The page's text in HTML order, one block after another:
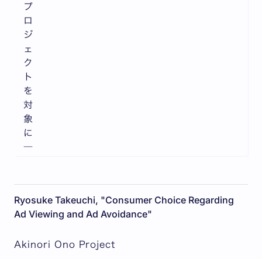
プ
ロ
ジ
ェ
ク
ト
を
対
象
に
―
Ryosuke Takeuchi, "Consumer Choice Regarding
Ad Viewing and Ad Avoidance"
Akinori Ono Project